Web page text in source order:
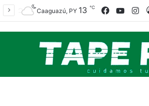
Caaguazú, PY 13 ℃ Facebook